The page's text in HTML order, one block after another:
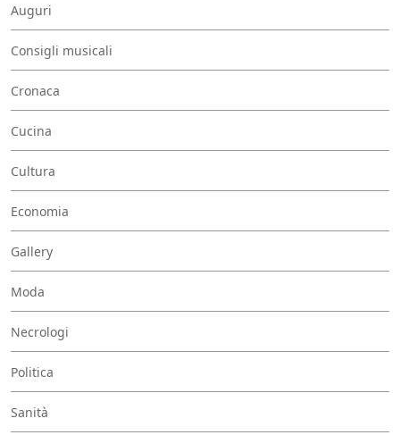
Auguri
Consigli musicali
Cronaca
Cucina
Cultura
Economia
Gallery
Moda
Necrologi
Politica
Sanità